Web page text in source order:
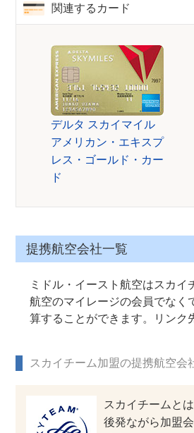
関連するカード
デルタ スカイマイル
アメリカン・エキスプ
レス・ゴールド・カー
ド
提携航空会社一覧
ミドル・イースト航空はスカ
航空のマイレージの会員でなく
算することができます。リンク
スカイチーム加盟の提携航空会
スカイチームとは
後発ながら加盟